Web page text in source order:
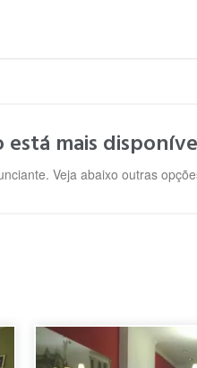
está mais
Veja abaixo outras